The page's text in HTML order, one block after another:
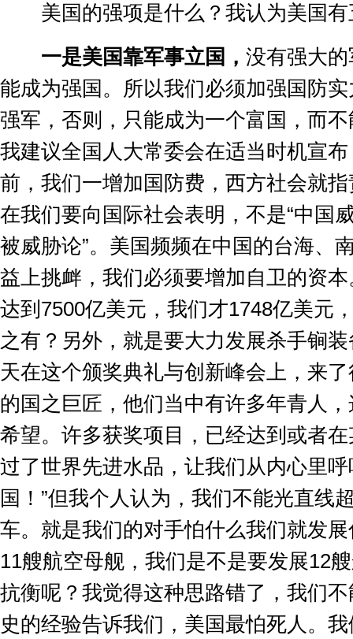
美国的强项是什么？我认为美国有
一是美国靠军事立国， 没有强大
能成为强国。所以我们必须加强国防
强军，否则，只能成为一个富国，而
我建议全国人大常委会在适当时机宣
前，我们一增加国防费，西方社会就
在我们要向国际社会表明，不是“中国
被威胁论”。美国频频在中国的台海、
益上挑衅，我们必须要增加自卫的资
达到 7500亿美元，我们才1748亿美元
之有？另外，就是要大力发展杀手锏
天在这个颁奖典礼与创新峰会上，来
的国之巨匠，他们当中有许多年青人
希望。许多获奖项目，已经达到或者
过了世界先进水品，让我们从内心里
国！ ”但我个人认为，我们不能光直线
车。就是我们的对手怕什么我们就发
11艘航空母舰，我们是不是要发展12
抗衡呢？我觉得这种思路错了，我们
史的经验告诉我们，美国最怕死人。